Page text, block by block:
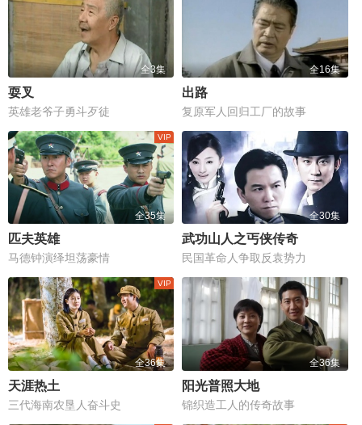
全3集
耍叉
英雄老爷子勇斗歹徒
全16集
出路
复原军人回归工厂的故事
全35集
匹夫英雄
马德钟演绎坦荡豪情
全30集
武功山人之丐侠传奇
民国革命人争取反袁势力
全36集
天涯热土
三代海南农垦人奋斗史
全36集
阳光普照大地
锦织造工人的传奇故事